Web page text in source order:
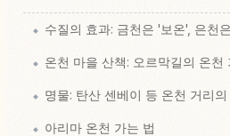
수질의 효과: 금천은 '보온', 은천
온천 마을 산책: 오르막길의 온천
명물: 탄산 센베이 등 온천 거리의
아리마 온천 가는 법